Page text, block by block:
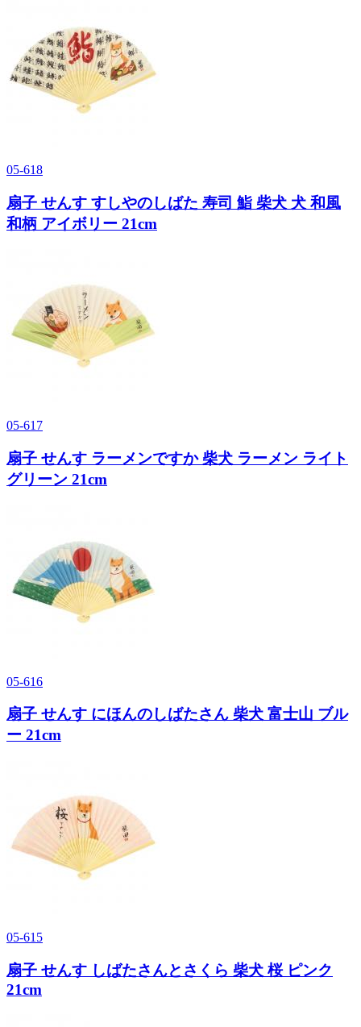
05-618
扇子 せんす すしやのしばた 寿司 鮨 柴犬 犬 和風
和柄 アイボリー 21cm
05-617
扇子 せんす ラーメンですか 柴犬 ラーメン ライト
グリーン 21cm
05-616
扇子 せんす にほんのしばたさん 柴犬 富士山 ブル
ー 21cm
05-615
扇子 せんす しばたさんとさくら 柴犬 桜 ピンク
21cm